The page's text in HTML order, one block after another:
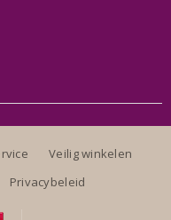
Veilig winkelen
Privacybeleid